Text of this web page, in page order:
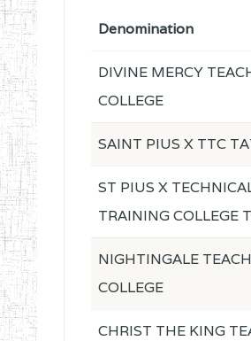
Denomination
DIVINE MERCY
COLLEGE
SAINT PIUS X TTC
ST PIUS X
TRAINING COLLEGE
NIGHTINGALE
COLLEGE
CHRIST THE KING